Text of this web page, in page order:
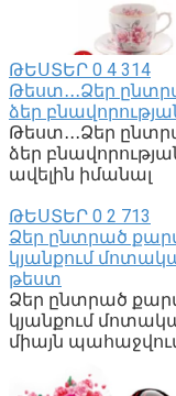
ԹԵՍՏԵՐ 0 4 314
Թեստ․․․Ձեր
ձեր
Թեստ․․․Ձեր
ձեր
ավելին իմանալ
ԹԵՍՏԵՐ 0 2 713
Ձեր ընտրած
կյանքում
թեստ
Ձեր ընտրած
կյանքում
միայն